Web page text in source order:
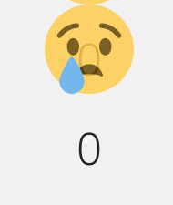
0
Грусть :(
0